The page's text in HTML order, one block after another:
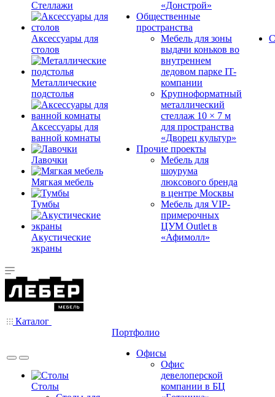
Стеллажи
Аксессуары для
столов
Металлические
подстолья
Аксессуары для
ванной комнаты
Лавочки
Мягкая мебель
Тумбы
Акустические
экраны
«Донстрой»
Общественные
пространства
Мебель для зоны
выдачи коньков во
внутреннем
ледовом парке IT-
компании
Крупноформатный
металлический
стеллаж 10 × 7 м
для пространства
«Дворец культур»
Прочие проекты
Мебель для
шоурума
люксового бренда
в центре Москвы
Мебель для VIP-
примерочных
ЦУМ Outlet в
«Афимолл»
Каталог
Столы
Портфолио
Офисы
Офис
девелоперской
компании в БЦ